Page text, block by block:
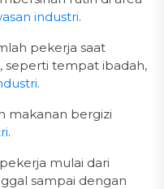
industri.
pekerja saat
seperti tempat ibadah,
.
makanan bergizi
.
mulai dari
sampai dengan